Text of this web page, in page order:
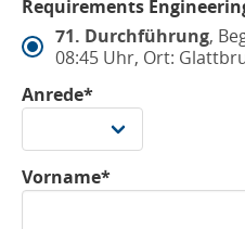
Requirements
71. Durchführung,
08:45 Uhr, Ort:
Anrede*
Vorname*